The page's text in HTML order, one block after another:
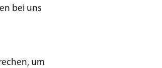
bei uns
um